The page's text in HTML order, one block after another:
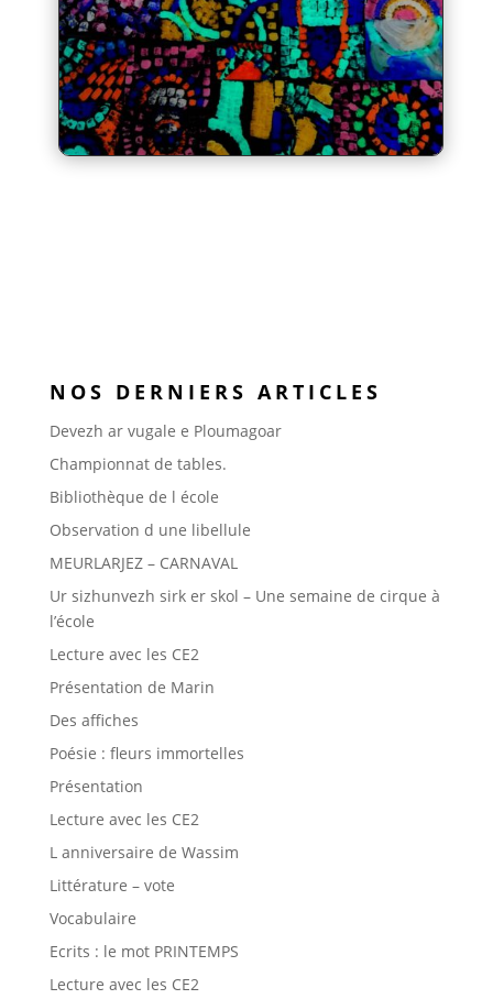
NOS DERNIERS ARTICLES
Devezh ar vugale e Ploumagoar
Championnat de tables.
Bibliothèque de l école
Observation d une libellule
MEURLARJEZ – CARNAVAL
Ur sizhunvezh sirk er skol – Une semaine de cirque à
l’école
Lecture avec les CE2
Présentation de Marin
Des affiches
Poésie : fleurs immortelles
Présentation
Lecture avec les CE2
L anniversaire de Wassim
Littérature – vote
Vocabulaire
Ecrits : le mot PRINTEMPS
Lecture avec les CE2